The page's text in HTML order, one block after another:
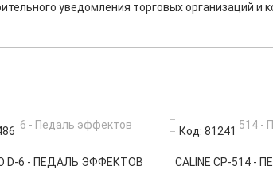
уведомления торговых организаций и
D-6 - ПЕДАЛЬ ЭФФЕКТОВ
Код: 81241
CALINE CP-514